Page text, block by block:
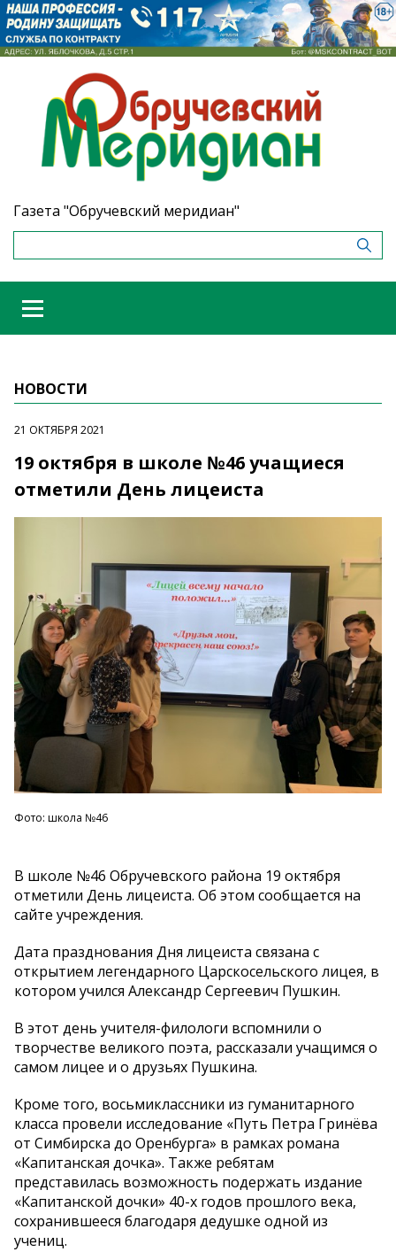
Газета "Обручевский меридиан"
НОВОСТИ
21 ОКТЯБРЯ 2021
19 октября в школе №46 учащиеся
отметили День лицеиста
Фото: школа №46
В школе №46 Обручевского района 19 октября
отметили День лицеиста. Об этом сообщается на
сайте учреждения.
Дата празднования Дня лицеиста связана с
открытием легендарного Царскосельского лицея, в
котором учился Александр Сергеевич Пушкин.
В этот день учителя-филологи вспомнили о
творчестве великого поэта, рассказали учащимся о
самом лицее и о друзьях Пушкина.
Кроме того, восьмиклассники из гуманитарного
класса провели исследование «Путь Петра Гринёва
от Симбирска до Оренбурга» в рамках романа
«Капитанская дочка». Также ребятам
представилась возможность подержать издание
«Капитанской дочки» 40-х годов прошлого века,
сохранившееся благодаря дедушке одной из
учениц.